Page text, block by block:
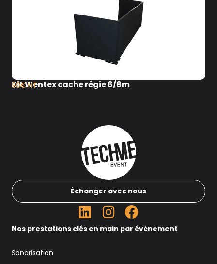
Kit Wentex cache régie 6/8m
90€ HT
Échanger avec nous
Nos prestations clés en main par événement
Sonorisation